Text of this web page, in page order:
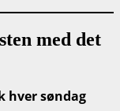
med det
hver søndag